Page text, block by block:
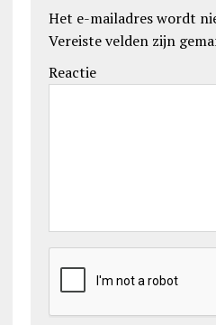
Het e-mailadres wordt
Vereiste velden zijn
Reactie